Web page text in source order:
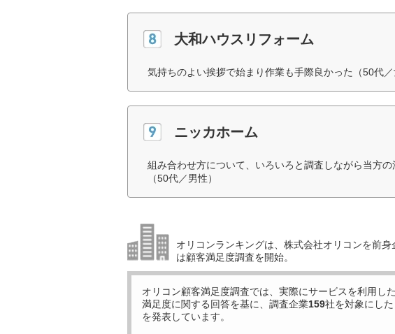
大和ハウスリフォーム
気持ちのよい挨拶で始まり作業も手際良かった（50代／
ニッカホーム
組み合わせ方について、いろいろと調査しながら当方の
（50代／男性）
オリコンランキングは、株式会社オリコンを前
は顧客満足度調査を開始。
オリコン顧客満足度調査では、実際にサービスを利用した
満足度に関する回答を基に、調査企業159社を対象にした
を発表しています。